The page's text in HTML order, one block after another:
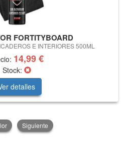
FORTITYBOARD
E INTERIORES 500ML
14,99 €
Stock:
detalles
Siguiente